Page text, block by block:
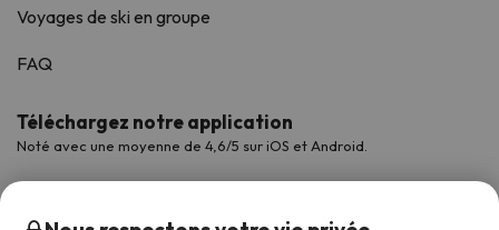
Voyages de ski en groupe
FAQ
Téléchargez notre application
Noté avec une moyenne de 4,6/5 sur iOS et Android.